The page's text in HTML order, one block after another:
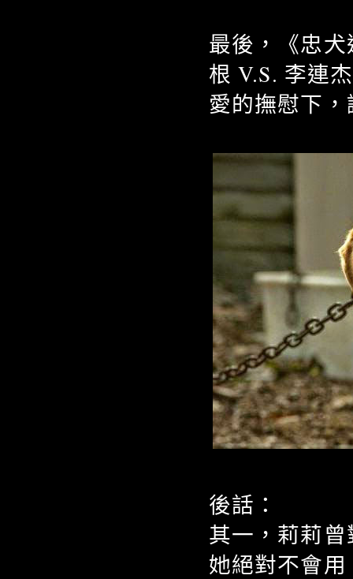
最後，《忠
根 V.S. 李連
愛的撫慰下
後話：
其一，莉莉
她絕對不會